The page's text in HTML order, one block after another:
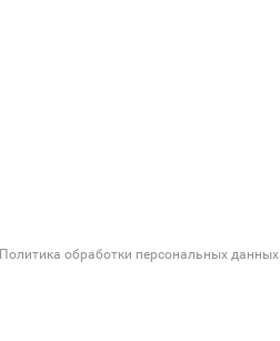
Политика обработки персональных данных